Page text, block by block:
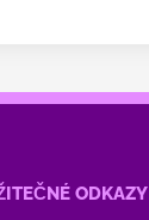
ODKAZY